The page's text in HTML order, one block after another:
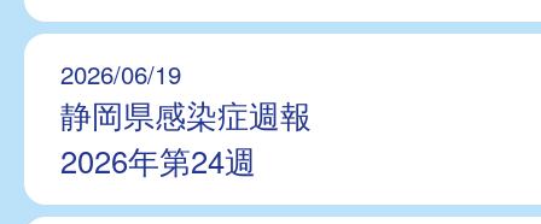
2026/06/19
静岡県感染症週報
2026年第24週